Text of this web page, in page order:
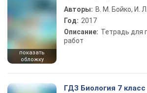
показать
обложку
Авторы: В. М. Бойко, И.
Год: 2017
Описание: Тетрадь для
работ
ГДЗ Биология 7 класс